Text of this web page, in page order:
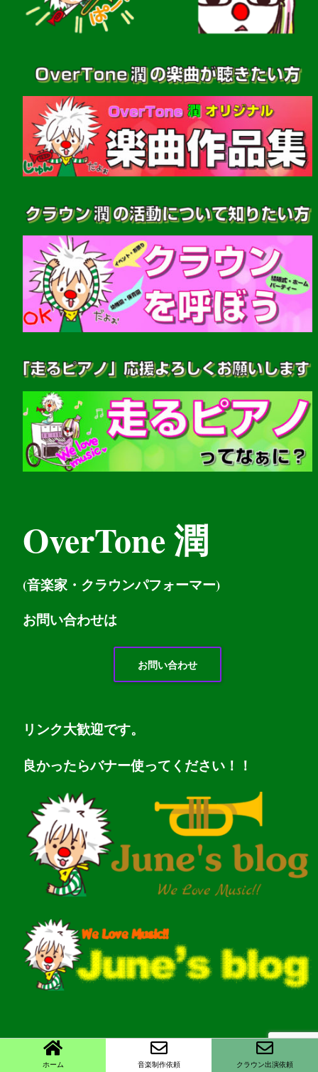
OverTone 潤
(音楽家・クラウンパフォーマー)
お問い合わせは
お問い合わせ
リンク大歓迎です。
良かったらバナー使ってください！！
ホーム 音楽制作依頼 クラウン出演依頼